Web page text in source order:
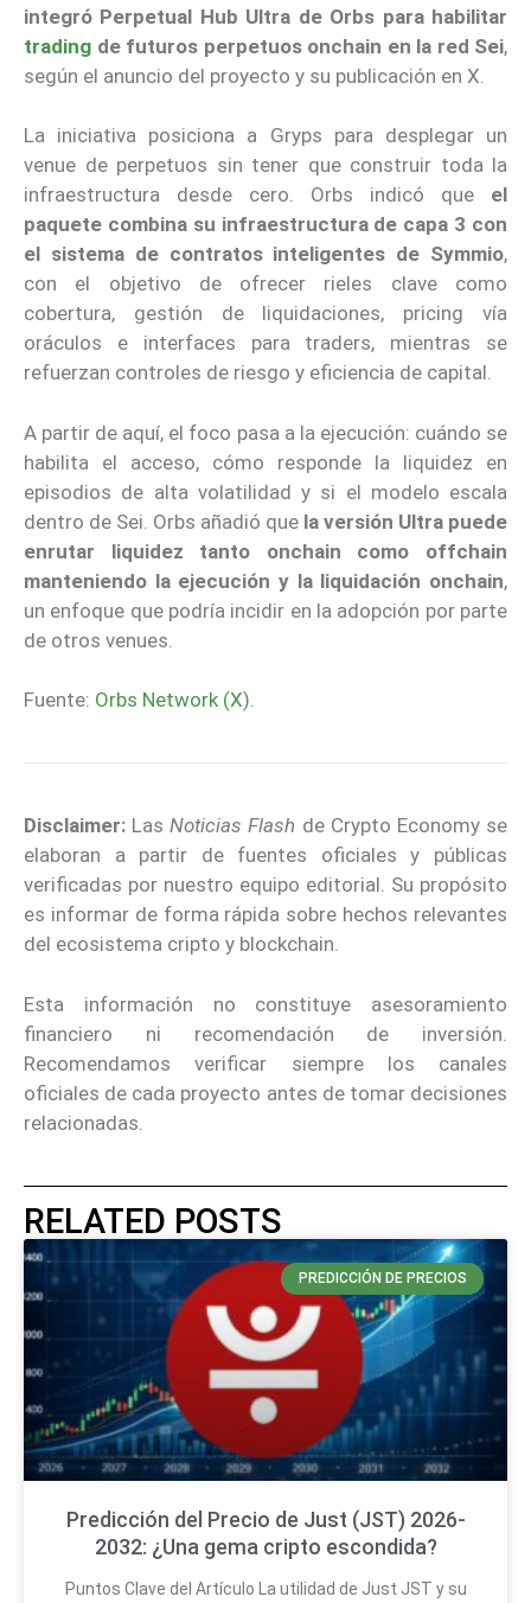
integró Perpetual Hub Ultra de Orbs para habilitar
trading de futuros perpetuos onchain en la red Sei,
según el anuncio del proyecto y su publicación en X.
La iniciativa posiciona a Gryps para desplegar un
venue de perpetuos sin tener que construir toda la
infraestructura desde cero. Orbs indicó que el
paquete combina su infraestructura de capa 3 con
el sistema de contratos inteligentes de Symmio,
con el objetivo de ofrecer rieles clave como
cobertura, gestión de liquidaciones, pricing vía
oráculos e interfaces para traders, mientras se
refuerzan controles de riesgo y eficiencia de capital.
A partir de aquí, el foco pasa a la ejecución: cuándo se
habilita el acceso, cómo responde la liquidez en
episodios de alta volatilidad y si el modelo escala
dentro de Sei. Orbs añadió que la versión Ultra puede
enrutar liquidez tanto onchain como offchain
manteniendo la ejecución y la liquidación onchain,
un enfoque que podría incidir en la adopción por parte
de otros venues.
Fuente: Orbs Network (X).
Disclaimer: LasNoticias Flash de Crypto Economy se
elaboran a partir de fuentes oficiales y públicas
verificadas por nuestro equipo editorial. Su propósito
es informar de forma rápida sobre hechos relevantes
del ecosistema cripto y blockchain.
Esta información no constituye asesoramiento
financiero ni recomendación de inversión.
Recomendamos verificar siempre los canales
oficiales de cada proyecto antes de tomar decisiones
relacionadas.
RELATED POSTS
PREDICCIÓN DE PRECIOS
Predicción del Precio de Just (JST) 2026-
2032: ¿Una gema cripto escondida?
Puntos Clave del Artículo La utilidad de Just JST y su